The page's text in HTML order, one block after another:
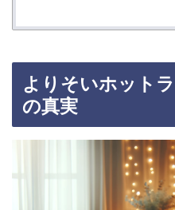
よりそいホット
の真実